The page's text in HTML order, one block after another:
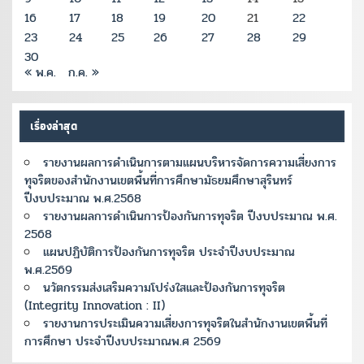
16
17 18 19 20 21
22
23
24 25 26 27 28
29
30
« พ.ค. ก.ค. »
เรื่องล่าสุด
รายงานผลการดำเนินการตามแผนบริหารจัดการความเสี่ยงการ
ทุจริตของสำนักงานเขตพื้นที่การศึกษามัธยมศึกษาสุรินทร์
ปีงบประมาณ พ.ศ.2568
รายงานผลการดำเนินการป้องกันการทุจริต ปีงบประมาณ พ.ศ.
2568
แผนปฏิบัติการป้องกันการทุจริต ประจำปีงบประมาณ
พ.ศ.2569
นวัตกรรมส่งเสริมความโปร่งใสและป้องกันการทุจริต
(Integrity Innovation : II)
รายงานการประเมินความเสี่ยงการทุจริตในสำนักงานเขตพื้นที่
การศึกษา ประจำปีงบประมาณพ.ศ 2569